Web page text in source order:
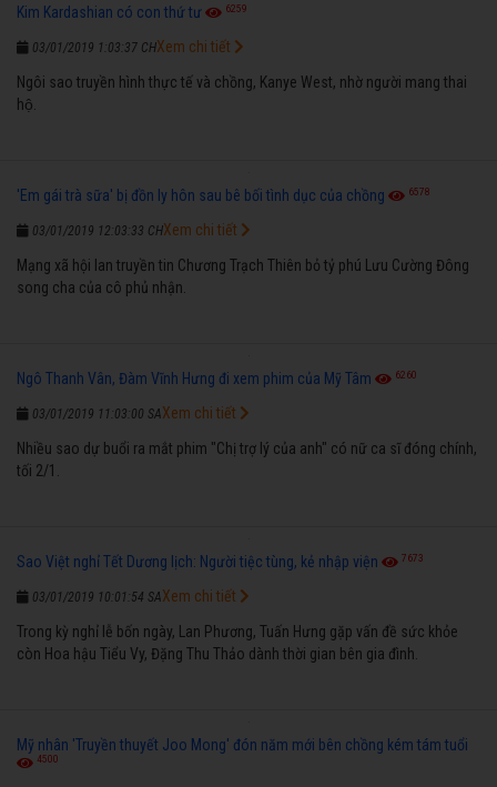
Kim Kardashian có con thứ tư 6259
03/01/2019 1:03:37 CH
Ngôi sao truyền hình thực tế và chồng, Kanye West, nhờ người mang thai
hộ.
Xem chi tiết
'Em gái trà sữa' bị đồn ly hôn sau bê bối tình dục của chồng 6578
03/01/2019 12:03:33 CH
Mạng xã hội lan truyền tin Chương Trạch Thiên bỏ tỷ phú Lưu Cường Đông
song cha của cô phủ nhận.
Xem chi tiết
Ngô Thanh Vân, Đàm Vĩnh Hưng đi xem phim của Mỹ Tâm 6260
03/01/2019 11:03:00 SA
Nhiều sao dự buổi ra mắt phim "Chị trợ lý của anh" có nữ ca sĩ đóng chính,
tối 2/1.
Xem chi tiết
Sao Việt nghỉ Tết Dương lịch: Người tiệc tùng, kẻ nhập viện 7673
03/01/2019 10:01:54 SA
Trong kỳ nghỉ lễ bốn ngày, Lan Phương, Tuấn Hưng gặp vấn đề sức khỏe
còn Hoa hậu Tiểu Vy, Đặng Thu Thảo dành thời gian bên gia đình.
Xem chi tiết
Mỹ nhân 'Truyền thuyết Joo Mong' đón năm mới bên chồng kém tám tuổi
4500